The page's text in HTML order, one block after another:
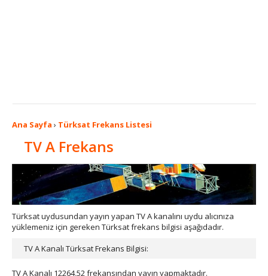
Ana Sayfa › Türksat Frekans Listesi
TV A Frekans
Türksat uydusundan yayın yapan TV A kanalını uydu alıcınıza
yüklemeniz için gereken Türksat frekans bilgisi aşağıdadır.
TV A Kanalı Türksat Frekans Bilgisi:
TV A Kanalı 12264,52 frekansından yayın yapmaktadır.